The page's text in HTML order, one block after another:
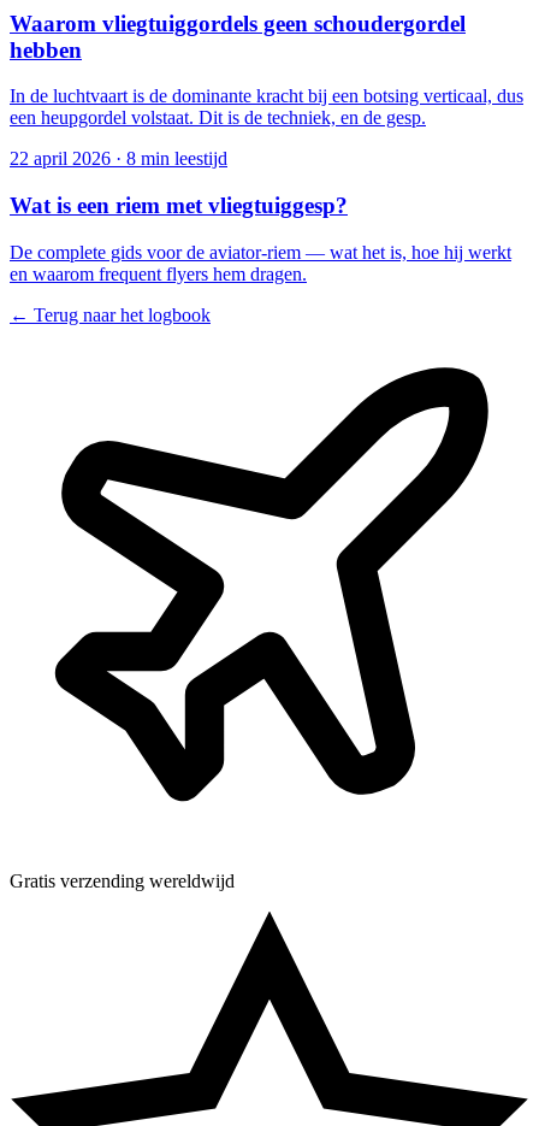
Waarom vliegtuiggordels geen schoudergordel
hebben
In de luchtvaart is de dominante kracht bij een botsing verticaal, dus
een heupgordel volstaat. Dit is de techniek, en de gesp.
22 april 2026 · 8 min leestijd
Wat is een riem met vliegtuiggesp?
De complete gids voor de aviator-riem — wat het is, hoe hij werkt
en waarom frequent flyers hem dragen.
← Terug naar het logbook
Gratis verzending wereldwijd